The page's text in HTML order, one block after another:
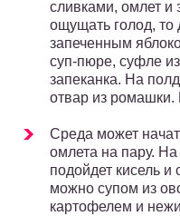
сливками, омлет и
ощущать голод, то
запеченным
суп-пюре, суфле
запеканка. На
отвар из
Среда может
омлета на пару. На
подойдет кисель и
можно супом из
картофелем и